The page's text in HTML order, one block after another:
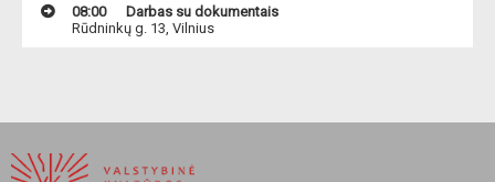
08:00
Darbas su dokumentais
Rūdninkų g. 13, Vilnius